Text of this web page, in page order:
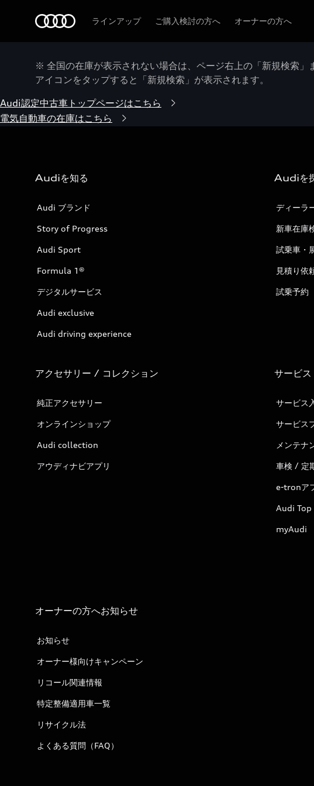
ラインアップ ご購入検討の方へ オーナーの方へ
※ 全国の在庫が表示されない場合は、ページ右上の「新規検索
アイコンをタップすると「新規検索」が表示されます。
Audi認定中古車トップページはこちら
電気自動車の在庫はこちら
Audiを知る
Audi ブランド
Story of Progress
Audi Sport
Formula 1®
デジタルサービス
Audi exclusive
Audi driving experience
Audiを
ディーラ
新車在庫
試乗車・
見積り依
試乗予約
アクセサリー / コレクション
純正アクセサリー
オンラインショップ
Audi collection
アウディナビアプリ
サービス
サービス
サービス
メンテナ
車検 / 定
e-tronア
Audi Top
myAudi
オーナーの方へお知らせ
お知らせ
オーナー様向けキャンペーン
リコール関連情報
特定整備適用車一覧
リサイクル法
よくある質問（FAQ）